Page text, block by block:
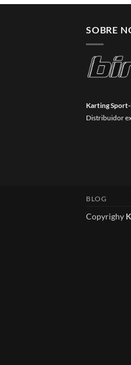
SOBRE
Karting
Distribuidor
BLOG
Copyrighy